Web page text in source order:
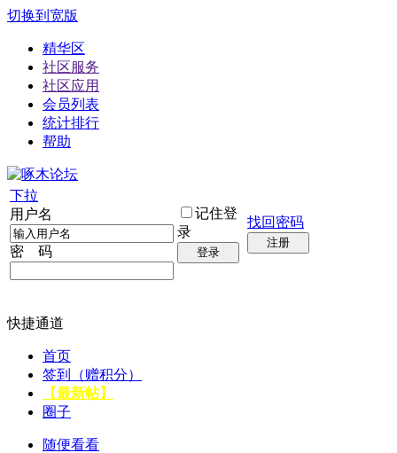
切换到宽版
精华区
社区服务
社区应用
会员列表
统计排行
帮助
下拉
用户名
密 码
记住登
录
登录
找回密码
注册
快捷通道
首页
签到（赠积分）
【最新帖】
圈子
随便看看